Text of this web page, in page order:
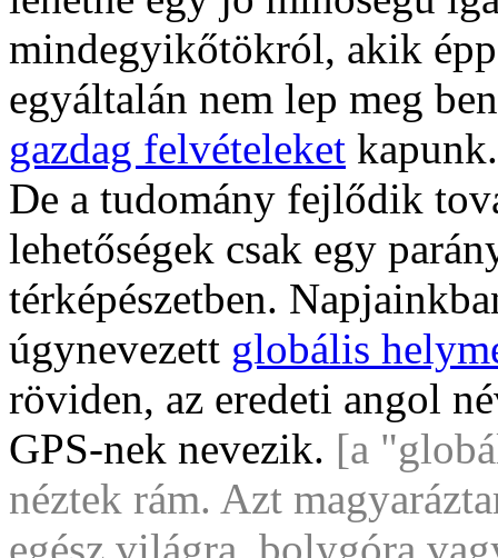
mindegyikőtökról, akik
egyáltalán nem lep meg
gazdag felvételeket kapunk.
De a tudomány fejlődik
lehetőségek csak egy
térképészetben.
úgynevezett globális
röviden, az eredeti angol
GPS-nek nevezik. [a
néztek rám. Azt
egész világra, bolygóra